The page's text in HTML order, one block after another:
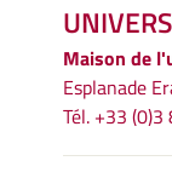
Maison de
Esplanade
Tél. +33